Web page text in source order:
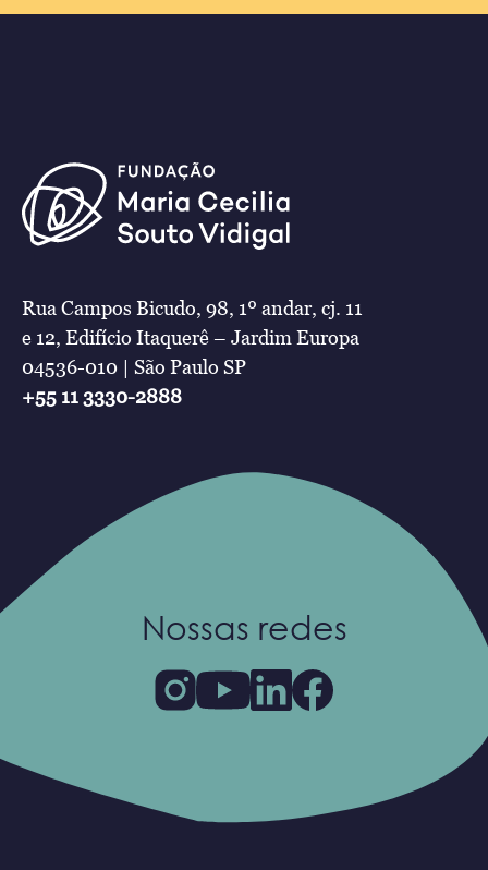
Rua Campos Bicudo, 98, 1º andar, cj. 11
e 12, Edifício Itaquerê – Jardim Europa
04536-010 | São Paulo SP
+55 11 3330-2888
Nossas redes